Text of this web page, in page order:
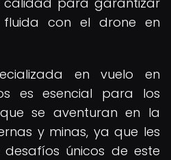
fluida con el drone en
en vuelo en
es esencial para los
se aventuran en la
y minas, ya que les
únicos de este